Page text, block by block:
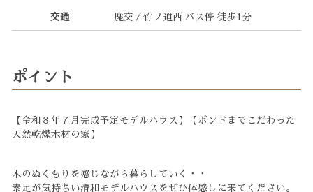
交通 鹿交／竹ノ迫西 バス停 徒歩1分
ポイント
【令和８年７月完成予定モデルハウス】【ボンドまでこだわった
天然乾燥木材の家】
木のぬくもりを感じながら暮らしていく・・
素足が気持ちい清和モデルハウスをぜひ体感しに来てください。